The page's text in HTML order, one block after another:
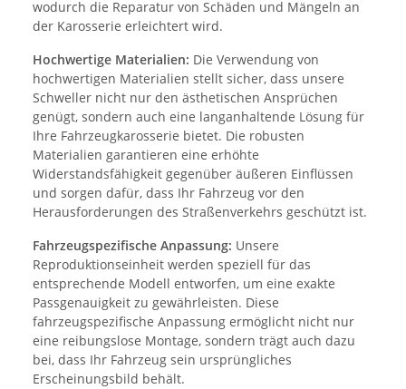
wodurch die Reparatur von Schäden und Mängeln an
der Karosserie erleichtert wird.
Hochwertige Materialien: Die Verwendung von
hochwertigen Materialien stellt sicher, dass unsere
Schweller nicht nur den ästhetischen Ansprüchen
genügt, sondern auch eine langanhaltende Lösung für
Ihre Fahrzeugkarosserie bietet. Die robusten
Materialien garantieren eine erhöhte
Widerstandsfähigkeit gegenüber äußeren Einflüssen
und sorgen dafür, dass Ihr Fahrzeug vor den
Herausforderungen des Straßenverkehrs geschützt ist.
Fahrzeugspezifische Anpassung: Unsere
Reproduktionseinheit werden speziell für das
entsprechende Modell entworfen, um eine exakte
Passgenauigkeit zu gewährleisten. Diese
fahrzeugspezifische Anpassung ermöglicht nicht nur
eine reibungslose Montage, sondern trägt auch dazu
bei, dass Ihr Fahrzeug sein ursprüngliches
Erscheinungsbild behält.